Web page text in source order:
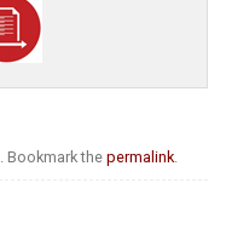
. Bookmark the permalink